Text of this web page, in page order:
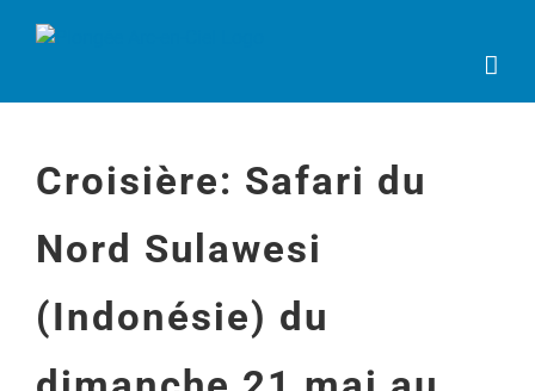
Croisière: Safari du
Nord Sulawesi
(Indonésie) du